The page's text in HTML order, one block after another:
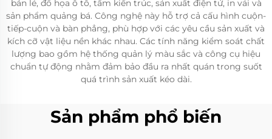
bán lẻ, đồ họa ô tô, tấm kiến trúc, sản xuất điện tử, in vải và
sản phẩm quảng bá. Công nghệ này hỗ trợ cả cấu hình cuộn-
tiếp-cuộn và bàn phẳng, phù hợp với các yêu cầu sản xuất và
kích cỡ vật liệu nền khác nhau. Các tính năng kiểm soát chất
lượng bao gồm hệ thống quản lý màu sắc và công cụ hiệu
chuẩn tự động nhằm đảm bảo đầu ra nhất quán trong suốt
quá trình sản xuất kéo dài.
Sản phẩm phổ biến